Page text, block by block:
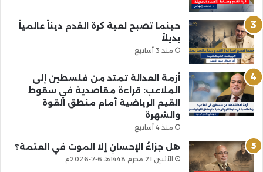
حينما تصبح لعبة كرة القدم ديناً عالمياً
بديلاً
منذ 3 أسابيع
أزمة العدالة تمتد من فلسطين إلى
الملاعب: قراءة مقاصدية في سقوط
القيم الرياضية أمام منطق القوة
والشهرة
منذ 4 أسابيع
هل جزاءُ الإحسانِ إلا الموت في العتمة؟
الأثنين 21 محرم 1448هـ 6-7-2026م